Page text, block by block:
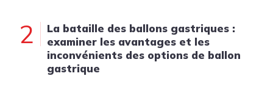
2
La bataille des ballons gastriques :
examiner les avantages et les
inconvénients des options de ballon
gastrique